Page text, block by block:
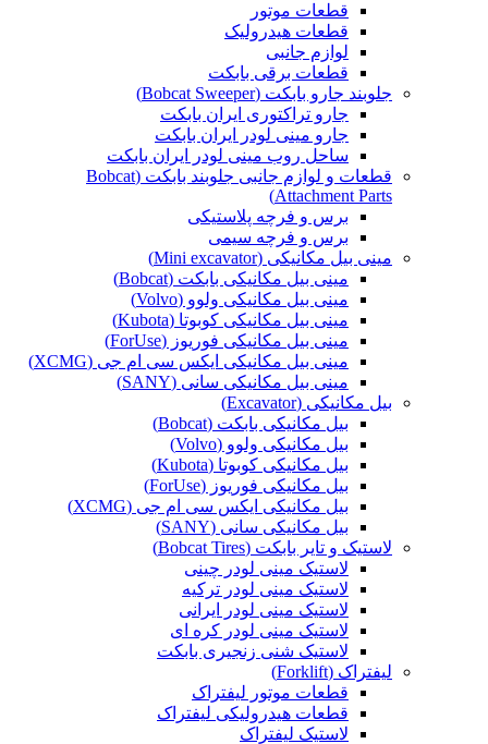
قطعات موتور
قطعات هیدرولیک
لوازم جانبی
قطعات برقی بابکت
جلوبند جارو بابکت (Bobcat Sweeper)
جارو تراکتوری ایران بابکت
جارو مینی لودر ایران بابکت
ساحل روب مینی لودر ایران بابکت
قطعات و لوازم جانبی جلوبند بابکت (Bobcat
Attachment Parts)
برس و فرچه پلاستیکی
برس و فرچه سیمی
مینی بیل مکانیکی (Mini excavator)
مینی بیل مکانیکی بابکت (Bobcat)
مینی بیل مکانیکی ولوو (Volvo)
مینی بیل مکانیکی کوبوتا (Kubota)
مینی بیل مکانیکی فوریوز (ForUse)
مینی بیل مکانیکی ایکس سی ام جی (XCMG)
مینی بیل مکانیکی سانی (SANY)
بیل مکانیکی (Excavator)
بیل مکانیکی بابکت (Bobcat)
بیل مکانیکی ولوو (Volvo)
بیل مکانیکی کوبوتا (Kubota)
بیل مکانیکی فوریوز (ForUse)
بیل مکانیکی ایکس سی ام جی (XCMG)
بیل مکانیکی سانی (SANY)
لاستیک و تایر بابکت (Bobcat Tires)
لاستیک مینی لودر چینی
لاستیک مینی لودر ترکیه
لاستیک مینی لودر ایرانی
لاستیک مینی لودر کره ای
لاستیک شنی زنجیری بابکت
لیفتراک (Forklift)
قطعات موتور لیفتراک
قطعات هیدرولیکی لیفتراک
لاستیک لیفتراک